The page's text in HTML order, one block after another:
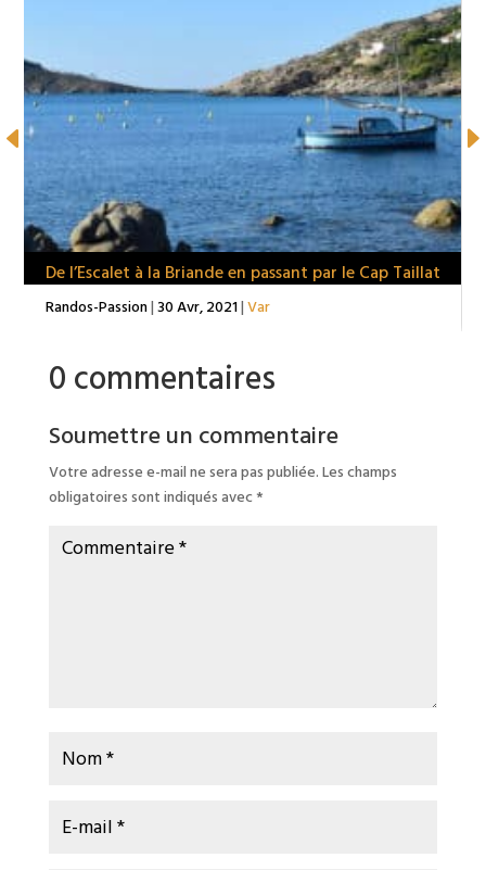
De l’Escalet à la Briande en passant par le Cap Taillat
Randos-Passion| 30 Avr, 2021| Var
0 commentaires
Soumettre un commentaire
Votre adresse e-mail ne sera pas publiée. Les champs
obligatoires sont indiqués avec *